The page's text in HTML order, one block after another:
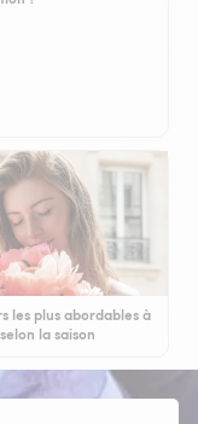
les plus abordables à
la saison